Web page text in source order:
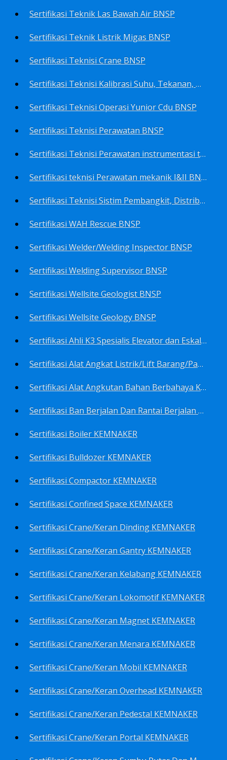
Sertifikasi Teknik Las Bawah Air BNSP
Sertifikasi Teknik Listrik Migas BNSP
Sertifikasi Teknisi Crane BNSP
Sertifikasi Teknisi Kalibrasi Suhu, Tekanan, Densitas, Volume BNSP
Sertifikasi Teknisi Operasi Yunior Cdu BNSP
Sertifikasi Teknisi Perawatan BNSP
Sertifikasi Teknisi Perawatan instrumentasi tingkat I BNSP
Sertifikasi teknisi Perawatan mekanik I&II BNSP
Sertifikasi Teknisi Sistim Pembangkit, Distribusi, Utilitas BNSP
Sertifikasi WAH Rescue BNSP
Sertifikasi Welder/Welding Inspector BNSP
Sertifikasi Welding Supervisor BNSP
Sertifikasi Wellsite Geologist BNSP
Sertifikasi Wellsite Geology BNSP
Sertifikasi Ahli K3 Spesialis Elevator dan Eskalator KEMNAKER
Sertifikasi Alat Angkat Listrik/Lift Barang/Passenger Hoist KEMNAKER
Sertifikasi Alat Angkutan Bahan Berbahaya KEMNAKER
Sertifikasi Ban Berjalan Dan Rantai Berjalan KEMNAKER
Sertifikasi Boiler KEMNAKER
Sertifikasi Bulldozer KEMNAKER
Sertifikasi Compactor KEMNAKER
Sertifikasi Confined Space KEMNAKER
Sertifikasi Crane/Keran Dinding KEMNAKER
Sertifikasi Crane/Keran Gantry KEMNAKER
Sertifikasi Crane/Keran Kelabang KEMNAKER
Sertifikasi Crane/Keran Lokomotif KEMNAKER
Sertifikasi Crane/Keran Magnet KEMNAKER
Sertifikasi Crane/Keran Menara KEMNAKER
Sertifikasi Crane/Keran Mobil KEMNAKER
Sertifikasi Crane/Keran Overhead KEMNAKER
Sertifikasi Crane/Keran Pedestal KEMNAKER
Sertifikasi Crane/Keran Portal KEMNAKER